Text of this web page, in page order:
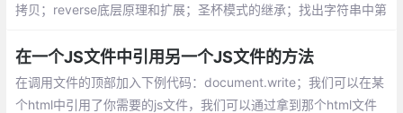
拷贝；reverse底层原理和扩展；圣杯模式的继承；找出字符串中第
在一个JS文件中引用另一个JS文件的方法
在调用文件的顶部加入下例代码：document.write；我们可以在某
个html中引用了你需要的js文件，我们可以通过拿到那个html文件